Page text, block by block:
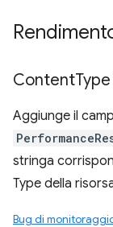
Content
Aggiunge il
stringa
Type della
Bug di